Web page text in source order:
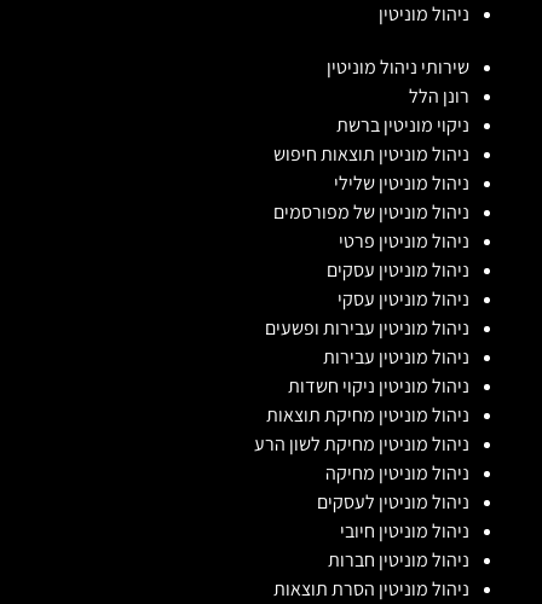
ניהול מוניטין
שירותי ניהול מוניטין
רונן הלל
ניקוי מוניטין ברשת
ניהול מוניטין תוצאות חיפוש
ניהול מוניטין שלילי
ניהול מוניטין של מפורסמים
ניהול מוניטין פרטי
ניהול מוניטין עסקים
ניהול מוניטין עסקי
ניהול מוניטין עבירות ופשעים
ניהול מוניטין עבירות
ניהול מוניטין ניקוי חשדות
ניהול מוניטין מחיקת תוצאות
ניהול מוניטין מחיקת לשון הרע
ניהול מוניטין מחיקה
ניהול מוניטין לעסקים
ניהול מוניטין חיובי
ניהול מוניטין חברות
ניהול מוניטין הסרת תוצאות